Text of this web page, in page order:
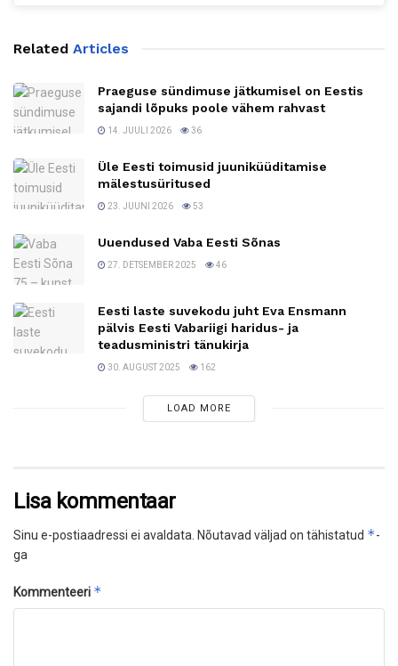
Related Articles
Praeguse sündimuse jätkumisel on Eestis
sajandi lõpuks poole vähem rahvast
14. JUULI 2026 36
Üle Eesti toimusid juuniküüditamise
mälestusüritused
23. JUUNI 2026 53
Uuendused Vaba Eesti Sõnas
27. DETSEMBER 2025 46
Eesti laste suvekodu juht Eva Ensmann
pälvis Eesti Vabariigi haridus- ja
teadusministri tänukirja
30. AUGUST 2025 162
LOAD MORE
Lisa kommentaar
Sinu e-postiaadressi ei avaldata. Nõutavad väljad on tähistatud *-
ga
Kommenteeri *